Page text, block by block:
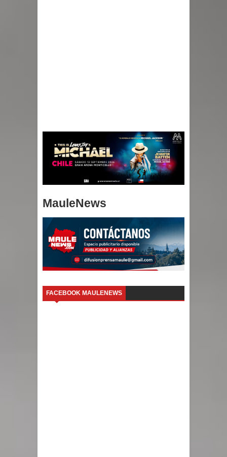
MauleNews
FACEBOOK MAULENEWS